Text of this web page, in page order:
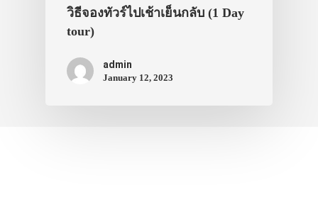
วิธีจองทัวร์ไปเช้าเย็นกลับ (1 Day
tour)
admin
January 12, 2023